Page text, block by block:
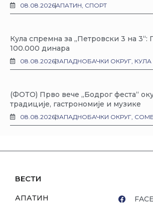
08.08.2026АПАТИН, СПОРТ
Кула спремна за „Петровски 3 на 3“:
100.000 динара
08.08.2026ЗАПАДНОБАЧКИ ОКРУГ, КУЛА
(ФОТО) Прво вече „Бодрог феста“
традиције, гастрономије и музике
08.08.2026ЗАПАДНОБАЧКИ ОКРУГ,
ВЕСТИ
АПАТИН